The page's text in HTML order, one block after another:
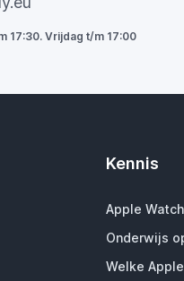
17:30. Vrijdag t/m 17:00
Kennis
Apple
Onderwijs
Welke